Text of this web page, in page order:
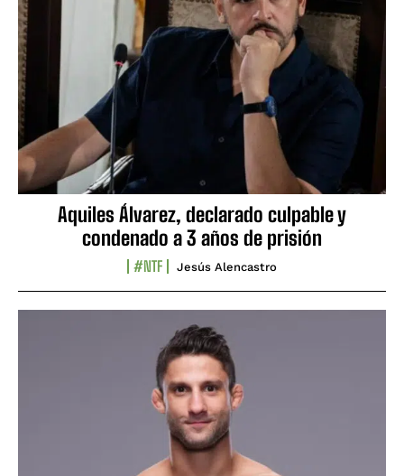
Aquiles Álvarez, declarado culpable y
condenado a 3 años de prisión
#NTF Jesús Alencastro